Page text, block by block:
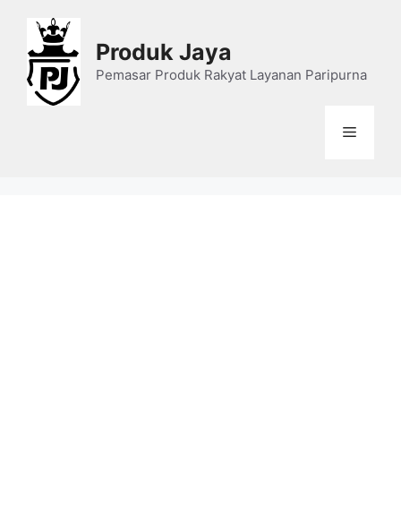
content
Produk Jaya
Pemasar Produk Rakyat Layanan Paripurna
Menu